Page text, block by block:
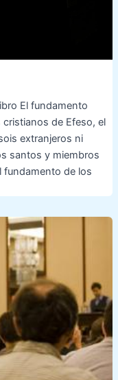
El fundamento
de Efeso, el
extranjeros ni
santos y miembros
fundamento de los